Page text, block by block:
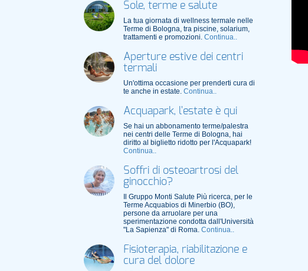
Sole, terme e salute
La tua giornata di wellness termale nelle
Terme di Bologna, tra piscine, solarium,
trattamenti e promozioni. Continua..
Aperture estive dei centri
termali
Un'ottima occasione per prenderti cura di
te anche in estate. Continua..
Acquapark, l'estate è qui
Se hai un abbonamento terme/palestra
nei centri delle Terme di Bologna, hai
diritto al biglietto ridotto per l'Acquapark!
Continua..
Soffri di osteoartrosi del
ginocchio?
Il Gruppo Monti Salute Più ricerca, per le
Terme Acquabios di Minerbio (BO),
persone da arruolare per una
sperimentazione condotta dall'Università
"La Sapienza" di Roma. Continua..
Fisioterapia, riabilitazione e
cura del dolore